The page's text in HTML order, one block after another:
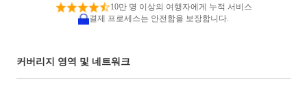
10만 명 이상의 여행자에게 누적 서비스
결제 프로세스는 안전함을 보장합니다.
커버리지 영역 및 네트워크